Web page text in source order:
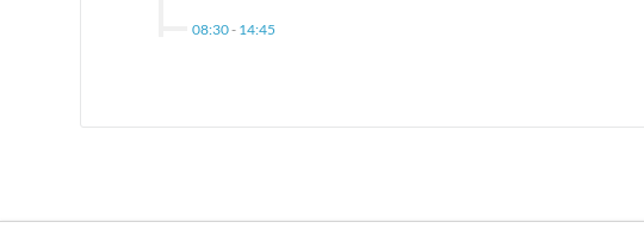
08:30- 14:45